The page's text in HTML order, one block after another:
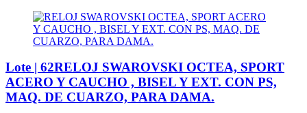
Lote | 62RELOJ SWAROVSKI OCTEA, SPORT
ACERO Y CAUCHO , BISEL Y EXT. CON PS,
MAQ. DE CUARZO, PARA DAMA.